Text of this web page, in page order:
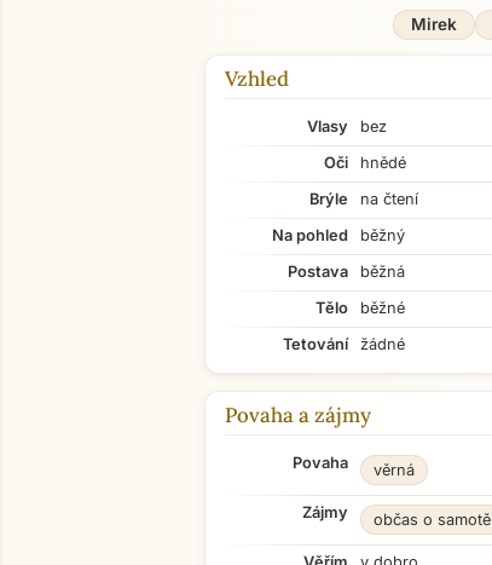
Mirek
Vzhled
Vlasy
bez
Oči
hnědé
Brýle
na čtení
Na pohled
běžný
Postava
běžná
Tělo
běžné
Tetování
žádné
Povaha a zájmy
Povaha věrná
Zájmy občas o samotě